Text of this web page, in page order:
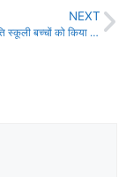
NEXT
सड़क सुरक्षा के प्रति स्कूली बच्चों को किया जाएगा जागरूक!